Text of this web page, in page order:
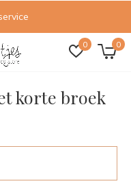
0 0
korte broek